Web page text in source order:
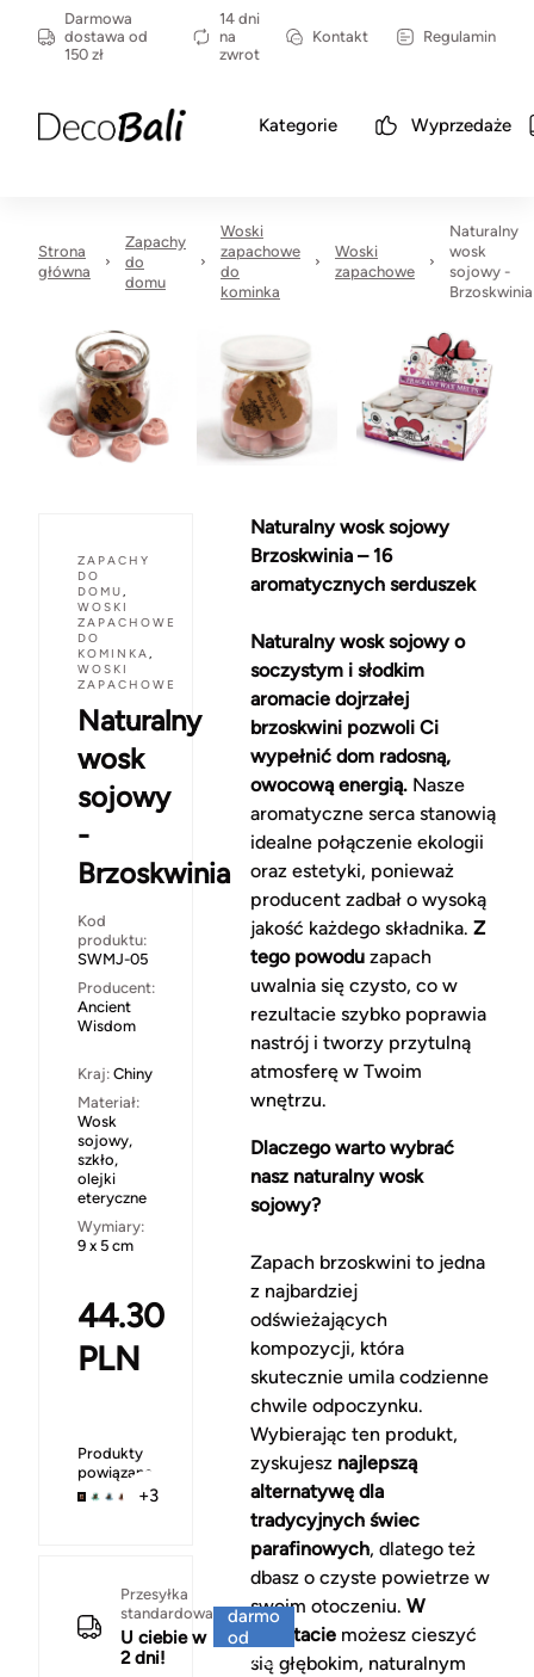
Darmowa
dostawa od
150 zł
14 dni
na
zwrot
Kontakt Regulamin
Kategorie Wyprzedaże
Strona
główna
Zapachy
do
domu
Woski
zapachowe
do
kominka
Woski
zapachowe
Naturalny
wosk
sojowy -
Brzoskwinia
ZAPACHY
DO
DOMU,
WOSKI
ZAPACHOWE
DO
KOMINKA,
WOSKI
ZAPACHOWE
Naturalny
wosk
sojowy
-
Brzoskwinia
Kod
produktu:
SWMJ-05
Producent:
Ancient
Wisdom
Kraj: Chiny
Materiał:
Wosk
sojowy,
szkło,
olejki
eteryczne
Wymiary:
9 x 5 cm
44.30
PLN
Produkty
powiązane
+3
Przesyłka
standardowa
U ciebie w
2 dni!
darmo
od
150 zł
Naturalny wosk sojowy
Brzoskwinia – 16
aromatycznych serduszek
Naturalny wosk sojowy o
soczystym i słodkim
aromacie dojrzałej
brzoskwini pozwoli Ci
wypełnić dom radosną,
owocową energią.Nasze
aromatyczne serca stanowią
idealne połączenie ekologii
oraz estetyki, ponieważ
producent zadbał o wysoką
jakość każdego składnika. Z
tego powoduzapach
uwalnia się czysto, co w
rezultacie szybko poprawia
nastrój i tworzy przytulną
atmosferę w Twoim
wnętrzu.
Dlaczego warto wybrać
nasz naturalny wosk
sojowy?
Zapach brzoskwini to jedna
z najbardziej
odświeżających
kompozycji, która
skutecznie umila codzienne
chwile odpoczynku.
Wybierając ten produkt,
zyskujesz najlepszą
alternatywę dla
tradycyjnych świec
parafinowych, dlatego też
dbasz o czyste powietrze w
swoim otoczeniu. W
rezultaciemożesz cieszyć
się głębokim, naturalnym